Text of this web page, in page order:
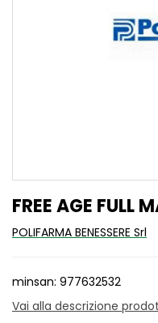
FREE AGE FULL
POLIFARMA BENESSERE Srl
minsan: 977632532
Vai alla descrizione